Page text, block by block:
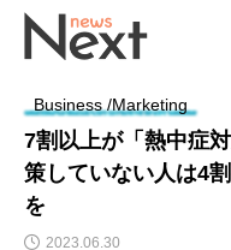
Business /Marketing
7割以上が「熱中症
策していない人は4
を
2023.06.30